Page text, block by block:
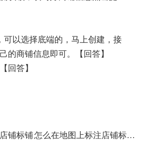
可以选择底端的，马上创建，接
的商铺信息即可。【回答】
回答】
铺标铺怎么在地图上标注店铺标铺